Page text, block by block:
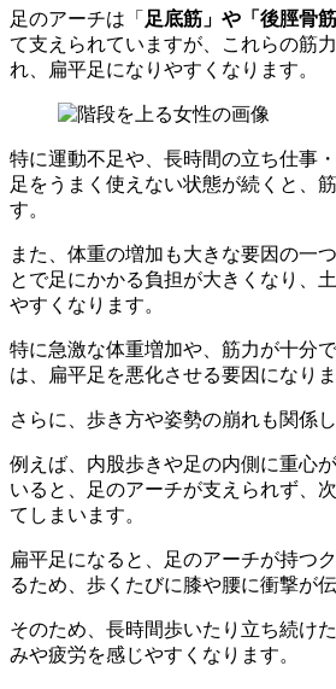
足のアーチは「 足底筋」や「後脛骨筋
て支えられていますが、これらの筋
れ、扁平足になりやすくなります。
特に運動不足や、長時間の立ち仕事
足をうまく使えない状態が続くと、
す。
また、体重の増加も大きな要因の一
とで足にかかる負担が大きくなり、
やすくなります。
特に急激な体重増加や、筋力が十分
は、扁平足を悪化させる要因になりま
さらに、歩き方や姿勢の崩れも関係し
例えば、内股歩きや足の内側に重心
いると、足のアーチが支えられず、
てしまいます。
扁平足になると、足のアーチが持つ
るため、歩くたびに膝や腰に衝撃が
そのため、長時間歩いたり立ち続け
みや疲労を感じやすくなります。